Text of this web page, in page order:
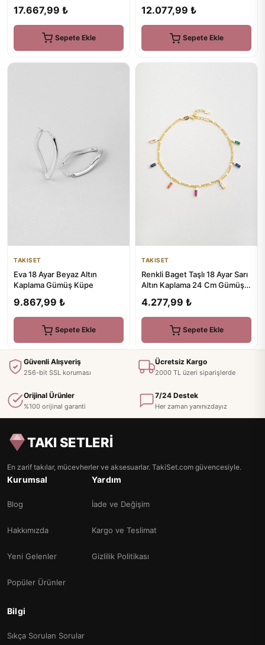
17.667,99 ₺
Sepete Ekle
12.077,99 ₺
Sepete Ekle
TAKISET
Eva 18 Ayar Beyaz Altın
Kaplama Gümüş Küpe
9.867,99 ₺
Sepete Ekle
TAKISET
Renkli Baget Taşlı 18 Ayar Sarı
Altın Kaplama 24 Cm Gümüş
4.277,99 ₺
Sepete Ekle
Güvenli Alışveriş
256-bit SSL koruması
Ücretsiz Kargo
2000 TL üzeri siparişlerde
Orijinal Ürünler
%100 orijinal garanti
7/24 Destek
Her zaman yanınızdayız
TAKI SETLERİ
En zarif takılar, mücevherler ve aksesuarlar. TakiSet.com güvencesiyle.
Kurumsal
Blog
Hakkımızda
Yeni Gelenler
Popüler Ürünler
Yardım
İade ve Değişim
Kargo ve Teslimat
Gizlilik Politikası
Bilgi
Sıkça Sorulan Sorular